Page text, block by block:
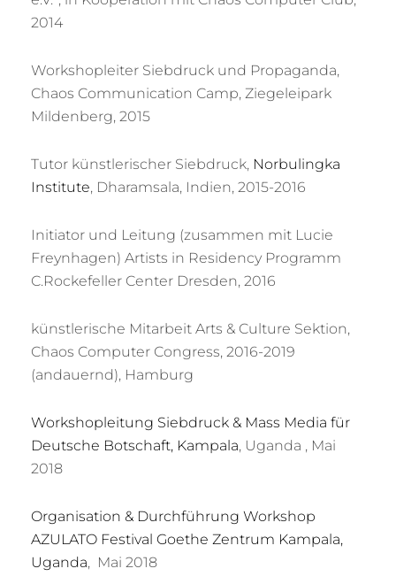
2014
Workshopleiter Siebdruck und Propaganda,
Chaos Communication Camp, Ziegeleipark
Mildenberg, 2015
Tutor künstlerischer Siebdruck, Norbulingka
Institute, Dharamsala, Indien, 2015-2016
Initiator und Leitung (zusammen mit Lucie
Freynhagen) Artists in Residency Programm
C.Rockefeller Center Dresden, 2016
künstlerische Mitarbeit Arts & Culture Sektion,
Chaos Computer Congress, 2016-2019
(andauernd), Hamburg
Workshopleitung Siebdruck & Mass Media für
Deutsche Botschaft, Kampala, Uganda , Mai
2018
Organisation & Durchführung Workshop
AZULATO Festival Goethe Zentrum Kampala,
Uganda, Mai 2018